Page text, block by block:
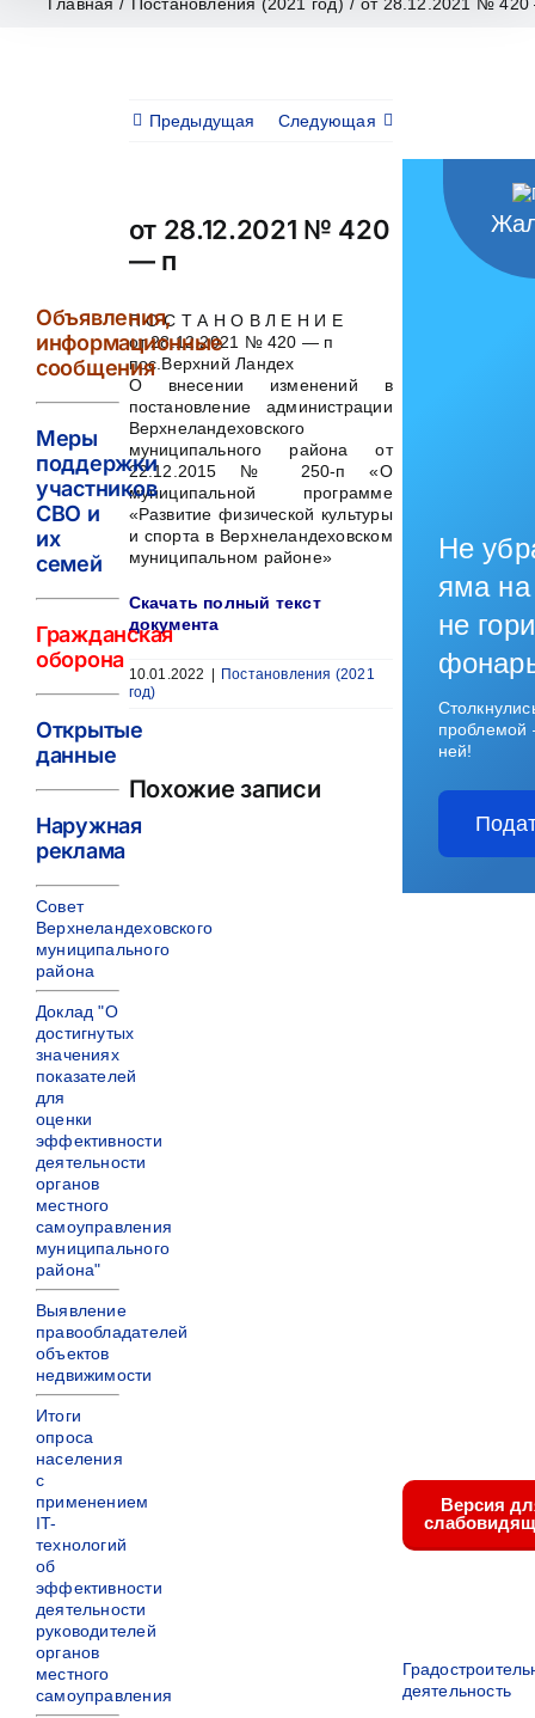
Предыдущая Следующая
от 28.12.2021 № 420
— п
П О С Т А Н О В Л Е Н И Е
от 28.12.2021 № 420 — п
пос.Верхний Ландех
О внесении изменений в
постановление администрации
Верхнеландеховского
муниципального района от
22.12.2015 № 250-п «О
муниципальной программе
«Развитие физической культуры
и спорта в Верхнеландеховском
муниципальном районе»
Скачать полный текст
документа
10.01.2022
Постановления (2021
год)
Похожие записи
Объявления,
информационные
сообщения
Меры
поддержки
участников
СВО и
их
семей
Гражданская
оборона
Открытые
данные
Наружная
реклама
Совет
Верхнеландеховского
муниципального
района
Доклад "О
достигнутых
значениях
показателей
для
оценки
эффективности
деятельности
органов
местного
самоуправления
муниципального
района"
Выявление
правообладателей
объектов
недвижимости
Итоги
опроса
населения
с
применением
IT-
технологий
об
эффективности
деятельности
руководителей
органов
местного
самоуправления
Не
яма на
не
ней!
Версия
деятельность